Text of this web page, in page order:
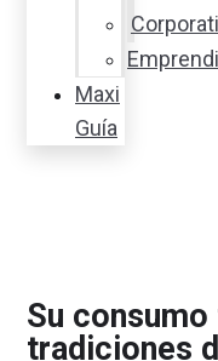
Maxi
Guía
Su
tradiciones